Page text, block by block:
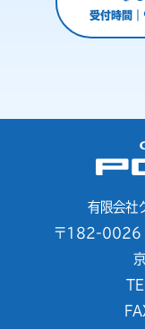
受付時間
有限会社
〒182-0026